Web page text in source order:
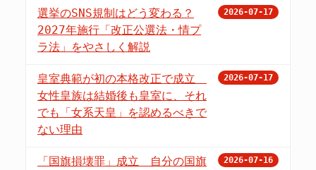
選挙のSNS規制はどう変わる？
2027年施行「改正公選法・情プ
ラ法」をやさしく解説
2026-07-17
皇室典範が初の本格改正で成立
女性皇族は結婚後も皇室に、それ
でも「女系天皇」を認めるべきで
ない理由
2026-07-17
「国旗損壊罪」成立 自分の国旗
2026-07-16